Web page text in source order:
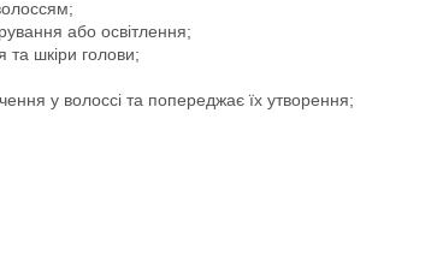
або освітлення;
шкіри голови;
у волоссі та попереджає їх утворення;